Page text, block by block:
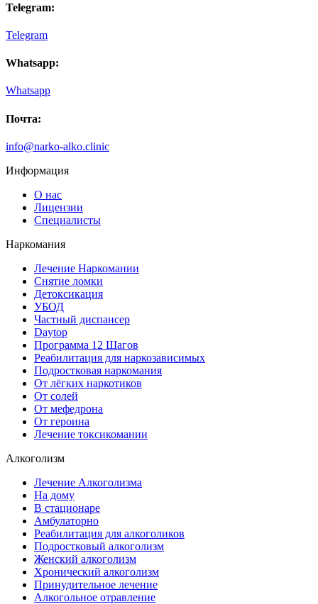
Telegram:
Telegram
Whatsapp:
Whatsapp
Почта:
info@narko-alko.clinic
Информация
О нас
Лицензии
Специалисты
Наркомания
Лечение Наркомании
Снятие ломки
Детоксикация
УБОД
Частный диспансер
Daytop
Программа 12 Шагов
Реабилитация для наркозависимых
Подростковая наркомания
От лёгких наркотиков
От солей
От мефедрона
От героина
Лечение токсикомании
Алкоголизм
Лечение Алкоголизма
На дому
В стационаре
Амбулаторно
Реабилитация для алкоголиков
Подростковый алкоголизм
Женский алкоголизм
Хронический алкоголизм
Принудительное лечение
Алкогольное отравление